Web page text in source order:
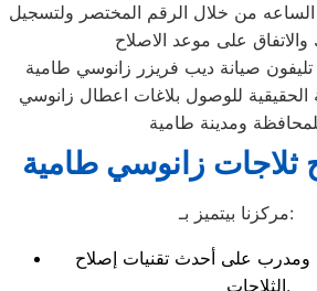
الساعه من خلال الرقم المختصر ولتسجيل
والاتفاق على موعد الاصلاح
صيانة ديب فريزر زانوسي طامية
الحقيقية للوصول بلاغات اعطال زانوسي
ومدينة طامية
ثلاجات زانوسي طامية
مركزنا بيتميز بـ:
على أحدث تقنيات إصلاح
الثلاجات.